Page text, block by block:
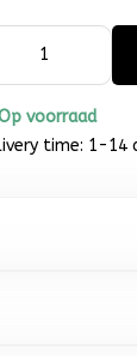
voorraad
time: 1-14